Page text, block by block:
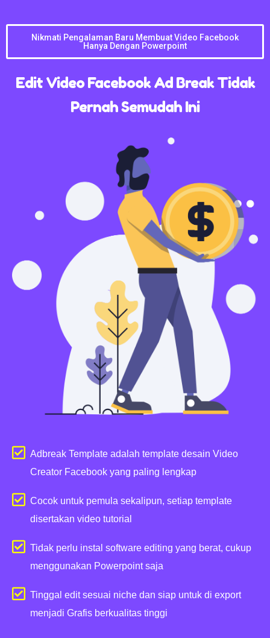
Nikmati Pengalaman Baru Membuat Video Facebook
Hanya Dengan Powerpoint
Edit Video Facebook Ad Break Tidak
Pernah Semudah Ini
Adbreak Template adalah template desain Video
Creator Facebook yang paling lengkap
Cocok untuk pemula sekalipun, setiap template
disertakan video tutorial
Tidak perlu instal software editing yang berat, cukup
menggunakan Powerpoint saja
Tinggal edit sesuai niche dan siap untuk di export
menjadi Grafis berkualitas tinggi